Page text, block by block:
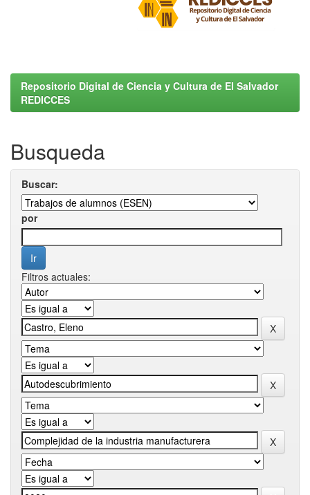
Repositorio Digital de Ciencia y Cultura de El Salvador
REDICCES
Busqueda
Buscar:
por
Filtros actuales: